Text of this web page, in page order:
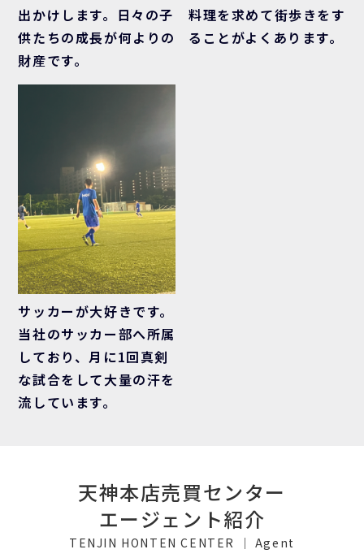
出かけします。日々の子
供たちの成長が何よりの
財産です。
料理を求めて街歩きをす
ることがよくあります。
サッカーが大好きです。
当社のサッカー部へ所属
しており、月に1回真剣
な試合をして大量の汗を
流しています。
天神本店売買センター
エージェント紹介
TENJIN HONTEN CENTER ｜ Agent